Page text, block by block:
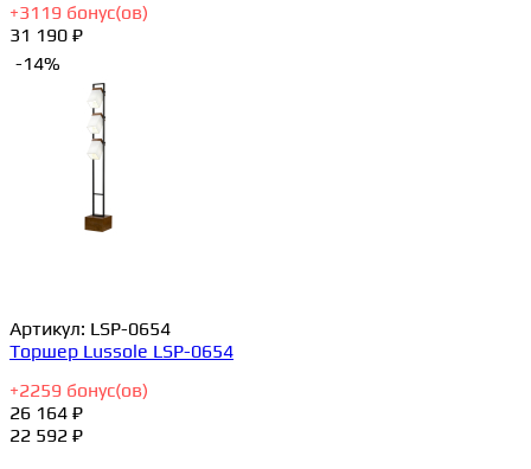
+3119 бонус(ов)
31 190 ₽
-14%
Артикул: LSP-0654
Торшер Lussole LSP-0654
+2259 бонус(ов)
26 164 ₽
22 592 ₽